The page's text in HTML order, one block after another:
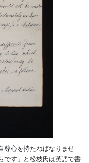
尊心を持たねばなりませ
です」と松枝氏は英語で書